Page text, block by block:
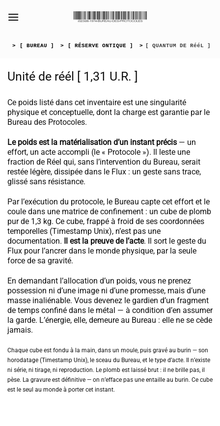
> [ BUREAU ] > [ RÉSERVE ONTIQUE ] > [ QUANTUM DE RééL ]
[collection_vibrance_galerie]
Unité de réél [ 1,31 U.R. ]
Ce poids listé dans cet inventaire est une singularité
physique et conceptuelle, dont la charge est garantie par le
Bureau des Protocoles.
Le poids est la matérialisation d’un instant précis — un
effort, un acte accompli (le « Protocole »). Il leste une
fraction de Réel qui, sans l’intervention du Bureau, serait
restée légère, dissipée dans le Flux : un geste sans trace,
glissé sans résistance.
Par l’exécution du protocole, le Bureau capte cet effort et le
coule dans une matrice de confinement : un cube de plomb
pur de 1,3 kg. Ce cube, frappé à froid de ses coordonnées
temporelles (Timestamp Unix), n’est pas une
documentation. Il est la preuve de l’acte. Il sort le geste du
Flux pour l’ancrer dans le monde physique, par la seule
force de sa gravité.
En demandant l’allocation d’un poids, vous ne prenez
possession ni d’une image ni d’une promesse, mais d’une
masse inaliénable. Vous devenez le gardien d’un fragment
de temps confiné dans le métal — à condition d’en assumer
la garde. L’énergie, elle, demeure au Bureau : elle ne se cède
jamais.
Chaque cube est fondu à la main, dans un moule, puis gravé au burin — son
horodatage (Timestamp Unix), le sceau du Bureau, et le type d’acte. Il n’existe
ni série, ni tirage, ni reproduction. Le plomb est laissé brut : il ne brille pas, il
pèse. La gravure est définitive — on n’efface pas une entaille au burin. Ce cube
est le seul au monde à porter cet instant.